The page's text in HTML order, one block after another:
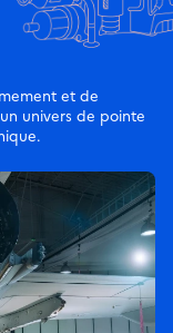
et de
univers de pointe